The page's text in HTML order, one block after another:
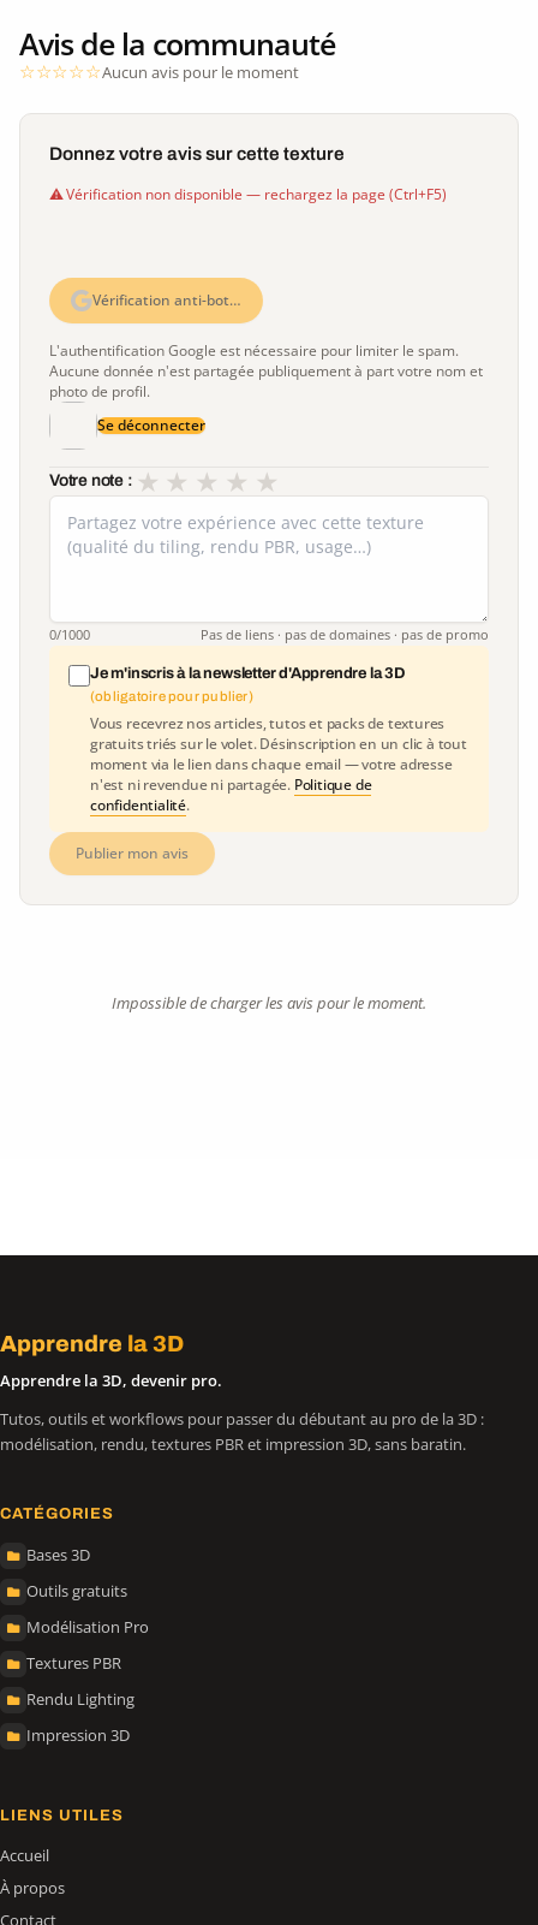
Avis de la communauté
Aucun avis pour le moment
Donnez votre avis sur cette texture
Vérification non disponible — rechargez la page (Ctrl+F5)
Vérification anti-bot…
L'authentification Google est nécessaire pour limiter le spam.
Aucune donnée n'est partagée publiquement à part votre nom et
photo de profil.
Se déconnecter
Votre note : ★
★
★
★
★
0/1000 Pas de liens · pas de domaines · pas de promo
Je m'inscris à la newsletter d'Apprendre la 3D
(obligatoire pour publier)
Vous recevrez nos articles, tutos et packs de textures
gratuits triés sur le volet. Désinscription en un clic à tout
moment via le lien dans chaque email — votre adresse
n'est ni revendue ni partagée. Politique de
confidentialité.
Publier mon avis
Impossible de charger les avis pour le moment.
Apprendre la 3D
Apprendre la 3D, devenir pro.
Tutos, outils et workflows pour passer du débutant au pro de la 3D :
modélisation, rendu, textures PBR et impression 3D, sans baratin.
CATÉGORIES
Bases 3D
Outils gratuits
Modélisation Pro
Textures PBR
Rendu Lighting
Impression 3D
LIENS UTILES
Accueil
À propos
Contact